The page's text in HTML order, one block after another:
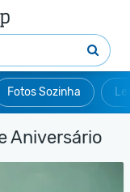
Fotos Sozinha
Aniversário